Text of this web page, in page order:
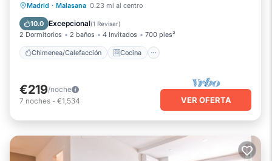
Madrid · Malasana 0.23 mi al centro
10.0 Excepcional(1 Revisar)
2 Dormitorios 2 baños 4 Invitados 700 pies²
Chimenea/Calefacción Cocina
Chimenea/Calefacción
Aire acondicionado
€219/noche
7 noches - €1,534 VER OFERTA